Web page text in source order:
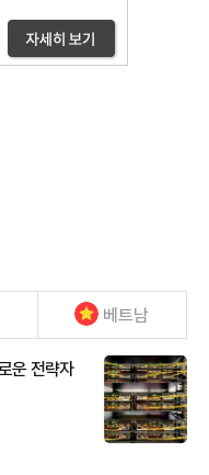
베트남
운 전략자